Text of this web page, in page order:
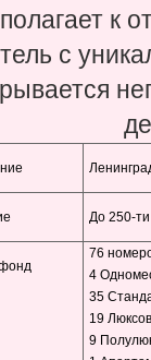
к
c
До 250-
76
4
35
19 Люксов
9